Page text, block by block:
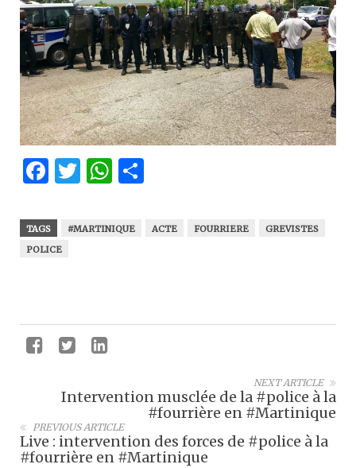
Facebook
Twitter
WhatsApp
TAGS #MARTINIQUE ACTE FOURRIERE
GREVISTES
POLICE
NEXT ARTICLE
Intervention musclée de la #police à la
#fourrière en #Martinique
PREVIOUS ARTICLE
Live : intervention des forces de #police à la
#fourrière en #Martinique